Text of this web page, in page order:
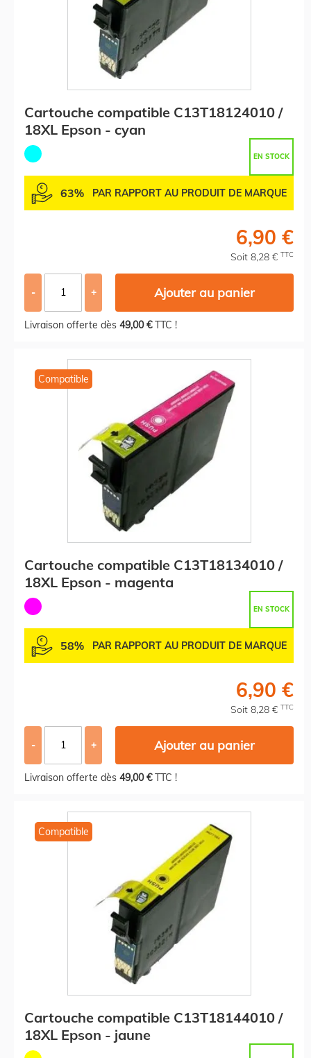
Cartouche compatible C13T18124010 /
18XL Epson - cyan
EN STOCK
63% PAR RAPPORT AU PRODUIT DE MARQUE
6,90 €
Soit 8,28 € TTC
- + Ajouter au panier
Livraison offerte dès 49,00 €TTC !
Compatible
Cartouche compatible C13T18134010 /
18XL Epson - magenta
EN STOCK
58% PAR RAPPORT AU PRODUIT DE MARQUE
6,90 €
Soit 8,28 € TTC
- + Ajouter au panier
Livraison offerte dès 49,00 €TTC !
Compatible
Cartouche compatible C13T18144010 /
18XL Epson - jaune